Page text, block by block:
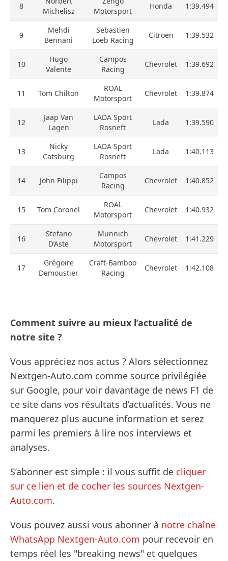
8
Michelisz
Motorsport
Honda 1:39.494
9
Mehdi
Bennani
Sebastien
Loeb Racing
Citroen 1:39.532
10
Hugo
Valente
Campos
Racing
Chevrolet 1:39.692
11 Tom Chilton
ROAL
Motorsport
Chevrolet 1:39.874
12
Jaap Van
Lagen
LADA Sport
Rosneft
Lada 1:39.590
13
Nicky
Catsburg
LADA Sport
Rosneft
Lada 1:40.113
14 John Filippi
Campos
Racing
Chevrolet 1:40.852
15 Tom Coronel
ROAL
Motorsport
Chevrolet 1:40.932
16
Stefano
D’Aste
Munnich
Motorsport
Chevrolet 1:41.229
17
Grégoire
Demoustier
Craft-Bamboo
Racing
Chevrolet 1:42.108
Comment suivre au mieux l’actualité de
notre site ?
Vous appréciez nos actus ? Alors sélectionnez
Nextgen-Auto.com comme source privilégiée
sur Google, pour voir davantage de news F1 de
ce site dans vos résultats d’actualités. Vous ne
manquerez plus aucune information et serez
parmi les premiers à lire nos interviews et
analyses.
S’abonner est simple : il vous suffit de cliquer
sur ce lien et de cocher les sources Nextgen-
Auto.com.
Vous pouvez aussi vous abonner à notre chaîne
WhatsApp Nextgen-Auto.com pour recevoir en
temps réel les "breaking news" et quelques